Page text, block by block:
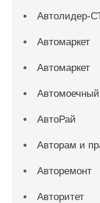
Автолидер-
Автомаркет
Автомаркет
АвтоРай
Авторам и
Авторемонт
Авторитет